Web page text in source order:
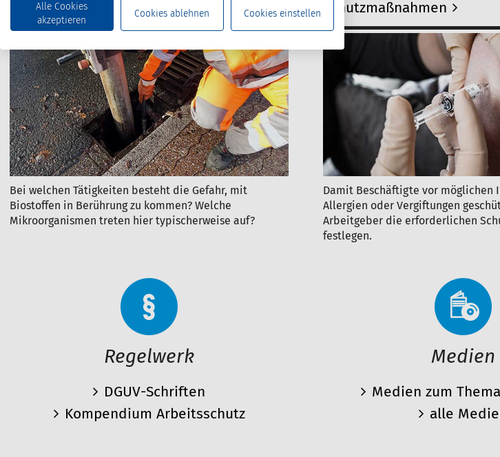
Berufsgruppen und Tätigkeiten
Bei welchen Tätigkeiten besteht die Gefahr, mit
Biostoffen in Berührung zu kommen? Welche
Mikroorganismen treten hier typischerweise auf?
Schutzmaßnahmen
Damit Beschäftigte vor möglichen
Allergien oder Vergiftungen
Arbeitgeber die erforderlichen
festlegen.
Regelwerk
DGUV-Schriften
Kompendium Arbeitsschutz
Medien
Medien zum
alle
Alle Cookies
akzeptieren
Cookies ablehnen Cookies einstellen